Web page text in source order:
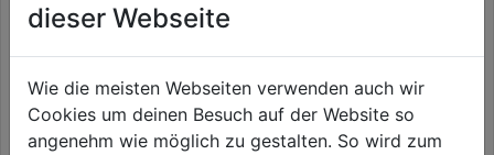
dieser Webseite
Wie die meisten Webseiten verwenden auch wir
Cookies um deinen Besuch auf der Website so
angenehm wie möglich zu gestalten. So wird zum